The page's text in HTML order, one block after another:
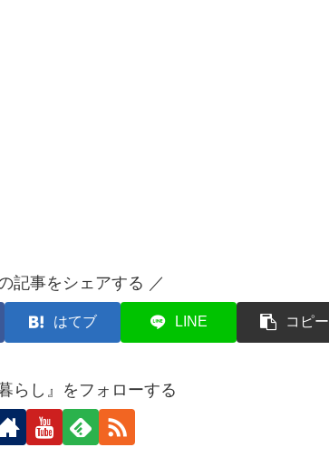
記事をシェアする ／
はてブ LINE コピー
暮らし』をフォローする